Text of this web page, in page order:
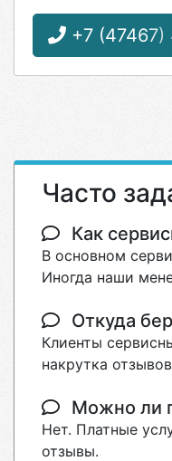
+7
Часто
Как
В основном
Иногда наши
Откуда
Клиенты
накрутка
Можно ли
Нет. Платные
отзывы.